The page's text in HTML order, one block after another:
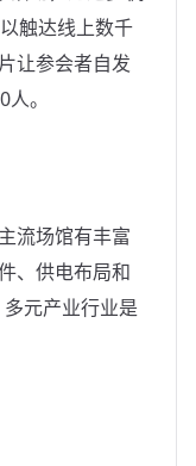
触达线上数千
让参会者自发
。
流场馆有丰富
、供电布局和
元产业行业是